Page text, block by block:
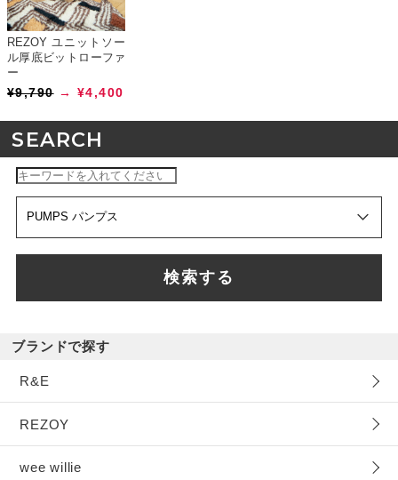
REZOY ユニットソー
ル厚底ビットローファ
ー
¥9,790 → ¥4,400
SEARCH
検索する
ブランドで探す
R&E
REZOY
wee willie